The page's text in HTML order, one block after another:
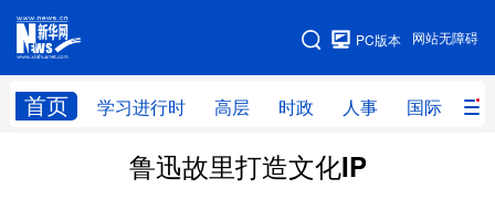
网站无障碍
PC版本
首页 学习进行时 高层 时政 人事 国际 财
网站地图
高层 时政
鲁迅故里打造文化IP